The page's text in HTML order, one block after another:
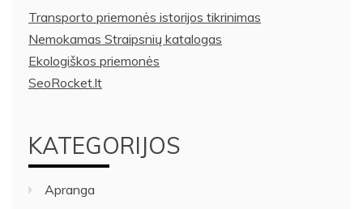
Transporto priemonės istorijos tikrinimas
Nemokamas Straipsnių katalogas
Ekologiškos priemonės
SeoRocket.lt
KATEGORIJOS
Apranga